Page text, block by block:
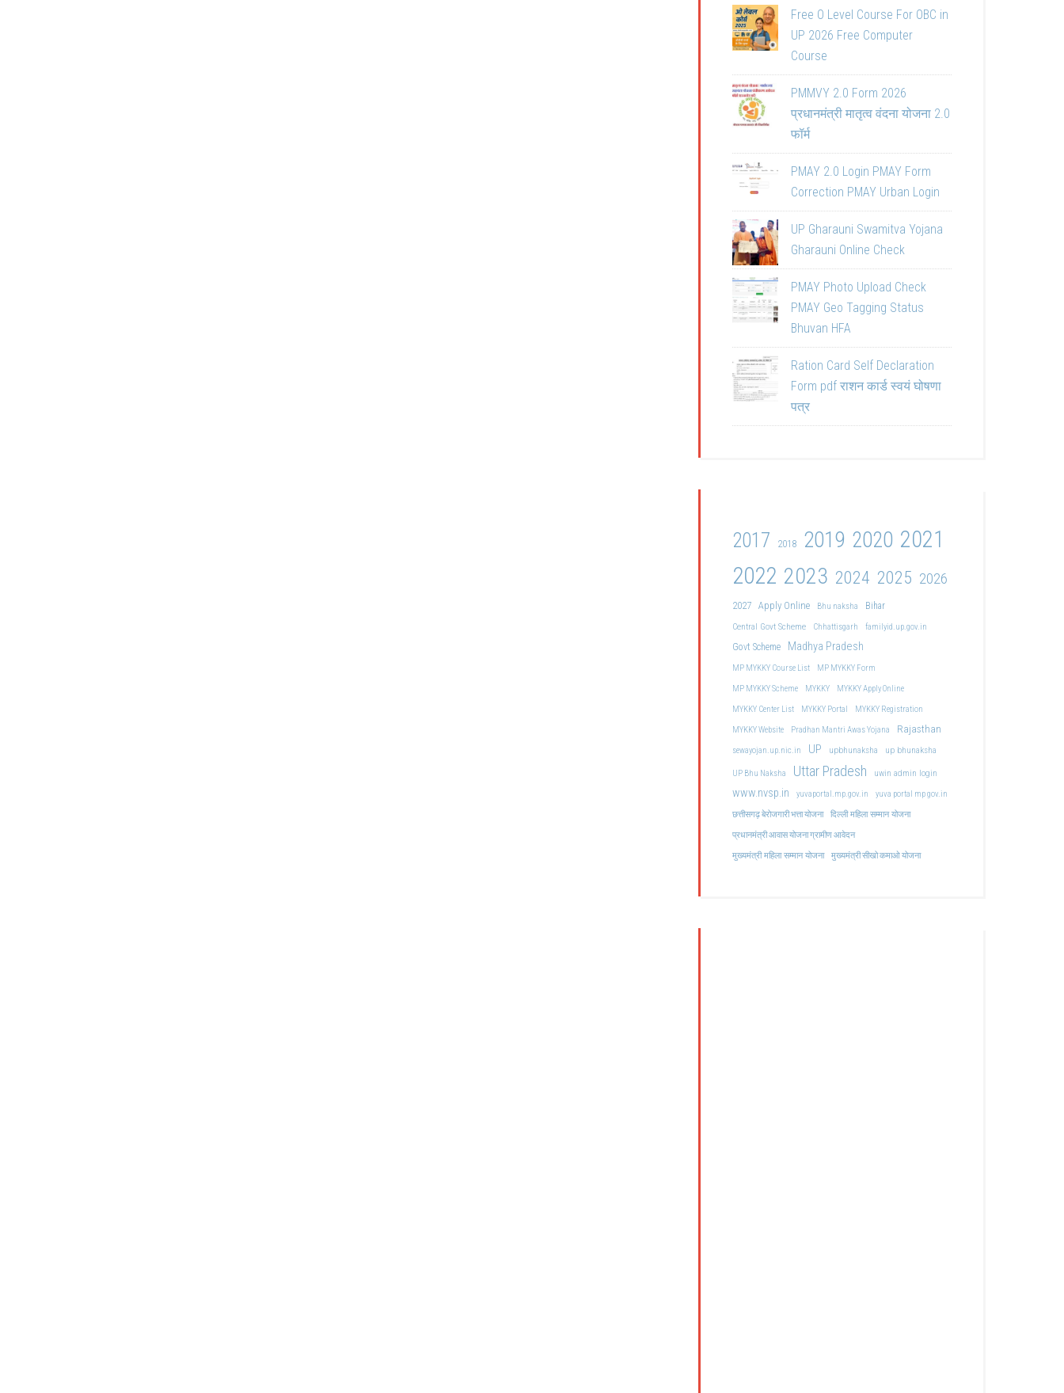
Free O Level Course For OBC in
UP 2026 Free Computer
Course
PMMVY 2.0 Form 2026
प्रधानमंत्री मातृत्व वंदना योजना 2.0
फॉर्म
PMAY 2.0 Login PMAY Form
Correction PMAY Urban Login
UP Gharauni Swamitva Yojana
Gharauni Online Check
PMAY Photo Upload Check
PMAY Geo Tagging Status
Bhuvan HFA
Ration Card Self Declaration
Form pdf राशन कार्ड स्वयं घोषणा
पत्र
2017 2018 2019 2020 2021
2022 2023 2024 2025 2026
2027 Apply Online Bhu naksha
Bihar
Central Govt Scheme
Chhattisgarh familyid.up.gov.in
Govt Scheme Madhya Pradesh
MP MYKKY Course List
MP MYKKY Form
MP MYKKY Scheme
MYKKY
MYKKY Apply Online
MYKKY Center List
MYKKY Portal
MYKKY Registration
MYKKY Website
Pradhan Mantri Awas Yojana Rajasthan
sewayojan.up.nic.in UP upbhunaksha up bhunaksha
UP Bhu Naksha Uttar Pradesh uwin admin login
www.nvsp.in yuvaportal.mp.gov.in
yuva portal mp gov.in
छत्तीसगढ़ बेरोजगारी भत्ता योजना
दिल्ली महिला सम्मान योजना
प्रधानमंत्री आवास योजना ग्रामीण आवेदन
मुख्यमंत्री महिला सम्मान योजना मुख्यमंत्री सीखो कमाओ योजना